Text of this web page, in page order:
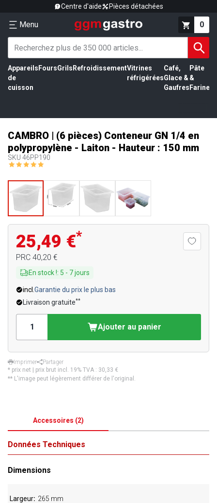
Centre d'aide Pièces détachées
Menu 0
Appareils
de
cuisson
FoursGrils RefroidissementVitrines
réfrigérées
Café,
Glace &
Gaufres
Pâte
&
Farine
CAMBRO | (6 pièces) Conteneur GN 1/4 en
polypropylène - Laiton - Hauteur : 150 mm
SKU 46PP190
25,49 €*
PRC 40,20 €
En stock !: 5 - 7jours
incl. Garantie du prix le plus bas
Livraison gratuite**
Ajouter au panier
Imprimer
Partager
* prix net | prix brut incl. 19% TVA : 30,33 €
** L'image peut légèrement différer de l'original.
Accessoires (2)
Données Techniques
Dimensions
Largeur 265 mm